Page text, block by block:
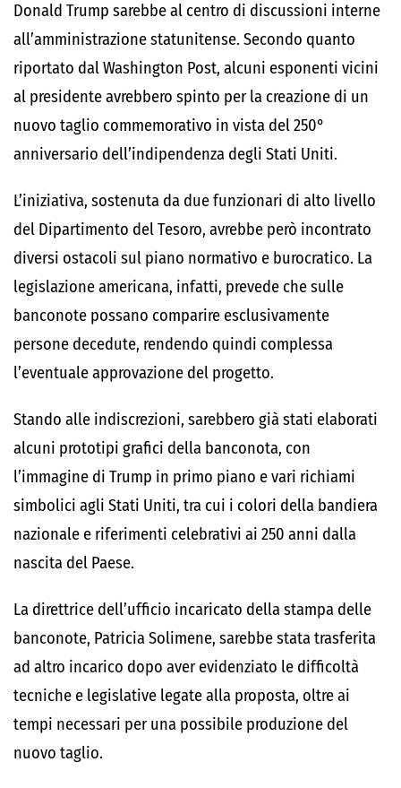
Donald Trump sarebbe al centro di discussioni interne
all’amministrazione statunitense. Secondo quanto
riportato dal Washington Post, alcuni esponenti vicini
al presidente avrebbero spinto per la creazione di un
nuovo taglio commemorativo in vista del 250°
anniversario dell’indipendenza degli Stati Uniti.
L’iniziativa, sostenuta da due funzionari di alto livello
del Dipartimento del Tesoro, avrebbe però incontrato
diversi ostacoli sul piano normativo e burocratico. La
legislazione americana, infatti, prevede che sulle
banconote possano comparire esclusivamente
persone decedute, rendendo quindi complessa
l’eventuale approvazione del progetto.
Stando alle indiscrezioni, sarebbero già stati elaborati
alcuni prototipi grafici della banconota, con
l’immagine di Trump in primo piano e vari richiami
simbolici agli Stati Uniti, tra cui i colori della bandiera
nazionale e riferimenti celebrativi ai 250 anni dalla
nascita del Paese.
La direttrice dell’ufficio incaricato della stampa delle
banconote, Patricia Solimene, sarebbe stata trasferita
ad altro incarico dopo aver evidenziato le difficoltà
tecniche e legislative legate alla proposta, oltre ai
tempi necessari per una possibile produzione del
nuovo taglio.